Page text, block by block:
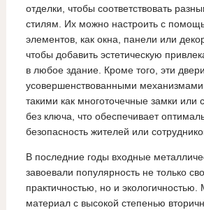
отделки, чтобы соответствовать
стилям. Их можно настроить с
элементов, как окна, панели или
чтобы добавить эстетическую
в любое здание. Кроме того, эти
усовершенствованными механизмами
такими как многоточечные замки или
без ключа, что обеспечивает
безопасность жителей или
В последние годы входные
завоевали популярность не только
практичностью, но и
материал с высокой степенью